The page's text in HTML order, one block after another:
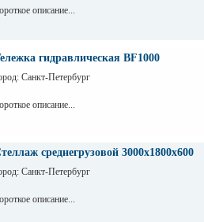
описание...
гидравлическая BF1000
Санкт-Петербург
описание...
среднегрузовой 3000х1800х600
Санкт-Петербург
описание...